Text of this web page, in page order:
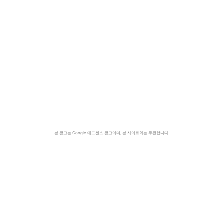
본 광고는 Google 애드센스 광고이며, 본 사이트와는 무관합니다.